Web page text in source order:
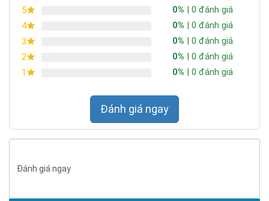
5 0% | 0 đánh giá
4
0% | 0 đánh giá
3
0% | 0 đánh giá
2
0% | 0 đánh giá
1
0% | 0 đánh giá
Đánh giá ngay
Đánh giá ngay